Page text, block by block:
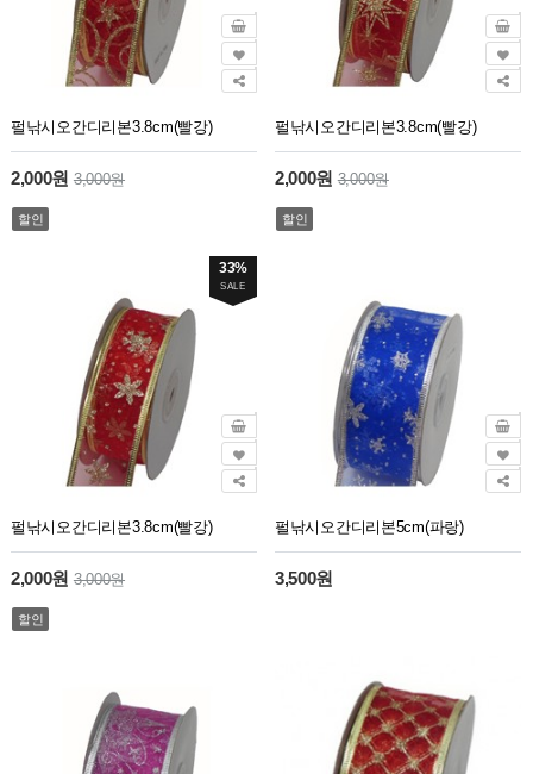
펄낚시오간디리본3.8cm(빨강)
2,000원 3,000원
할인
펄낚시오간디리본3.8cm(빨강)
2,000원3,000원
할인
33%
SALE
펄낚시오간디리본3.8cm(빨강)
2,000원 3,000원
할인
펄낚시오간디리본5cm(파랑)
3,500원